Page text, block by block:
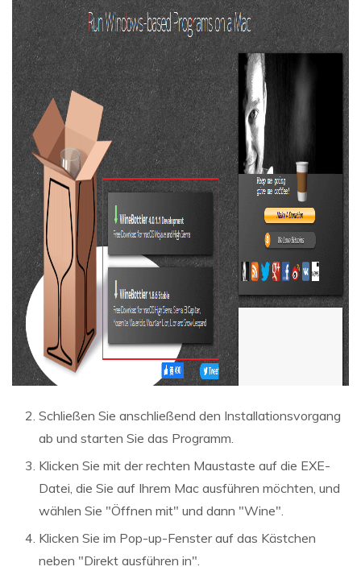
Schließen Sie anschließend den Installationsvorgang
ab und starten Sie das Programm.
Klicken Sie mit der rechten Maustaste auf die EXE-
Datei, die Sie auf Ihrem Mac ausführen möchten, und
wählen Sie "Öffnen mit" und dann "Wine".
Klicken Sie im Pop-up-Fenster auf das Kästchen
neben "Direkt ausführen in".